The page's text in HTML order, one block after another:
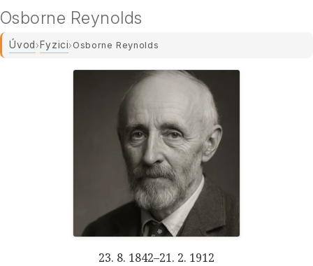
Osborne Reynolds
Úvod›Fyzici› Osborne Reynolds
23. 8. 1842–21. 2. 1912